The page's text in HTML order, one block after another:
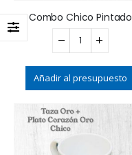
Combo Chico Pintado
Añadir al presupuesto